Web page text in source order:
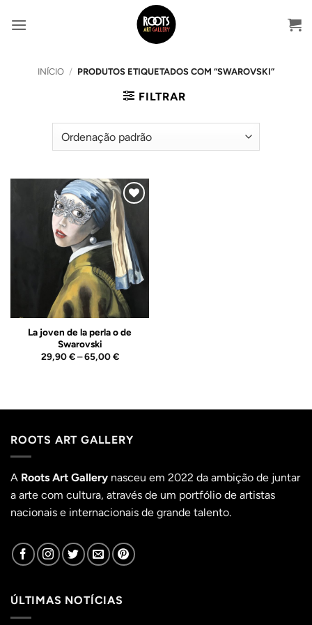
INÍCIO / PRODUTOS ETIQUETADOS COM “SWAROVSKI”
FILTRAR
Adicionar
ao
Wishlist
La joven de la perla o de
Swarovski
29,90€ – 65,00€Price
ROOTS ART GALLERY
A Roots Art Gallery nasceu em 2022 da ambição de juntar
a arte com cultura, através de um portfólio de artistas
nacionais e internacionais de grande talento.
ÚLTIMAS NOTÍCIAS